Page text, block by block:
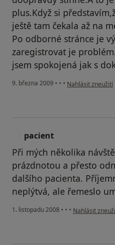
plus.Když si
ještě tam čekala až na
Po odborné stránce je
zaregistrovat je
jsem spokojená jak s
9. března 2009 • • • podle názoru
Nahlásit zneužití
pacient
Při mých několika
prázdnotou a přesto
dalšího pacienta.
neplýtvá, ale řemeslo
1. listopadu 2008 • • • podle názoru
Nahlásit